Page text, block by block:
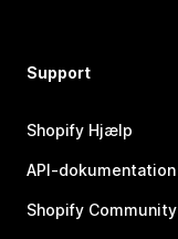
Support
Shopify Hjælp
API-dokumentation
Shopify Community